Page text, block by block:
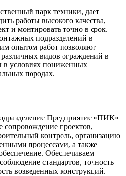
парк техники, дает
работы высокого качества,
и монтировать точно в срок.
подразделений в
опытом работ позволяют
различных видов ограждений в
в условиях пониженных
породах.
Предприятие «ПИК»
сопровождение проектов,
контроль, организацию
процессами, а также
Обеспечиваем
стандартов, точность
возведенных конструкций.